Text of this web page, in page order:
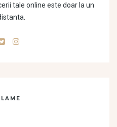
tale online este doar la un